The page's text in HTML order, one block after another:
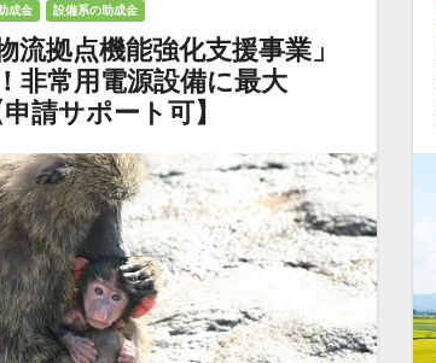
成金 設備系の助成金
流拠点機能強化支援事業」
非常用電源設備に最大
請サポート可】